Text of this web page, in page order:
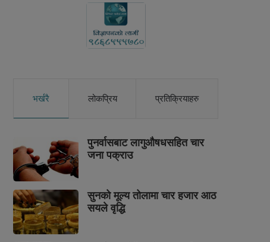
भर्खरै लोकप्रिय प्रतिक्रियाहरु
पुनर्वासबाट लागुऔषधसहित चार
जना पक्राउ
सुनको मूल्य तोलामा चार हजार आठ
सयले वृद्धि